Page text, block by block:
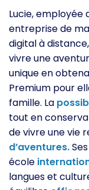
Lucie, employée
entreprise de
digital à
vivre une
unique en
Premium pour
famille. La
tout en
de vivre une vie
d’aventures.
école
langues et